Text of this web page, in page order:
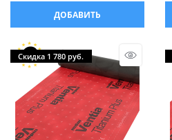
ДОБАВИТЬ
Скидка 1 780 руб.